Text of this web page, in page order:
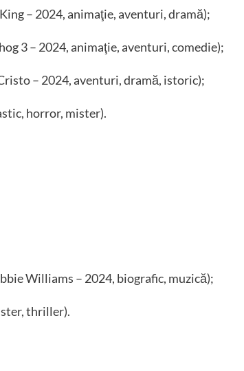
– 2024, animaţie, aventuri, dramă);
3 – 2024, animaţie, aventuri, comedie);
– 2024, aventuri, dramă, istoric);
horror, mister).
Williams – 2024, biografic, muzică);
thriller).